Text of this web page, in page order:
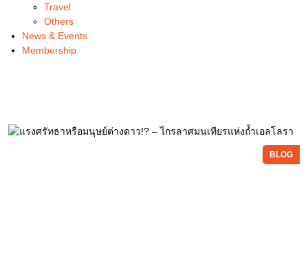
Travel
Others
News & Events
Membership
BLOG